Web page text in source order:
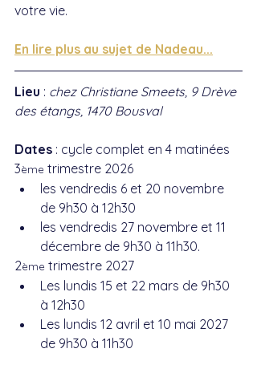
votre vie.
En lire plus au sujet de Nadeau...
Lieu : chez Christiane Smeets, 9 Drève
des étangs, 1470 Bousval
Dates : cycle complet en 4 matinées
3ème trimestre 2026
les vendredis 6 et 20 novembre
de 9h30 à 12h30
les vendredis 27 novembre et 11
décembre de 9h30 à 11h30.
2ème trimestre 2027
Les lundis 15 et 22 mars de 9h30
à 12h30
Les lundis 12 avril et 10 mai 2027
de 9h30 à 11h30